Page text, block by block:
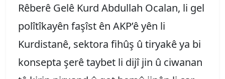
Rêberê Gelê Kurd Abdullah Ocalan, li gel
polîtîkayên faşîst ên AKP’ê yên li
Kurdistanê, sektora fihûş û tiryakê ya bi
konsepta şerê taybet li dijî jin û ciwanan